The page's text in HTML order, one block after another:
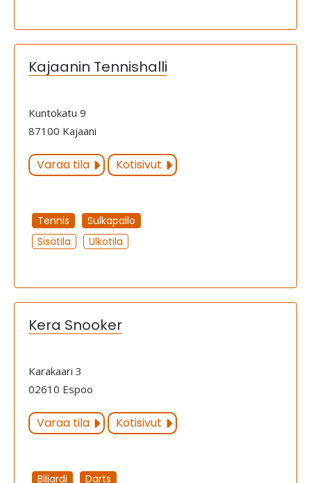
Kajaanin Tennishalli
Kuntokatu 9
87100 Kajaani
Varaa tila Kotisivut
Tennis
Sulkapallo
Sisätila
Ulkotila
Kera Snooker
Karakaari 3
02610 Espoo
Varaa tila Kotisivut
Biljardi
Darts